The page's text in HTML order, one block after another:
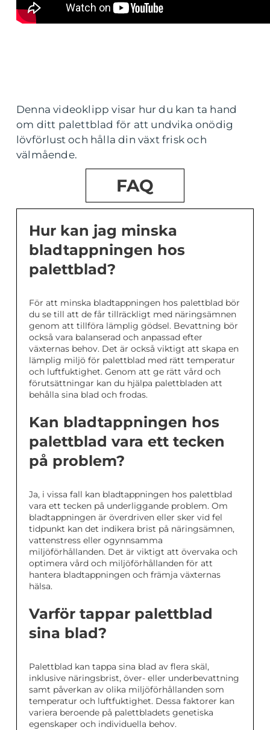
Denna videoklipp visar hur du kan ta hand
om ditt palettblad för att undvika onödig
lövförlust och hålla din växt frisk och
välmående.
FAQ
Hur kan jag minska
bladtappningen hos
palettblad?
För att minska bladtappningen hos palettblad bör
du se till att de får tillräckligt med näringsämnen
genom att tillföra lämplig gödsel. Bevattning bör
också vara balanserad och anpassad efter
växternas behov. Det är också viktigt att skapa en
lämplig miljö för palettblad med rätt temperatur
och luftfuktighet. Genom att ge rätt vård och
förutsättningar kan du hjälpa palettbladen att
behålla sina blad och frodas.
Kan bladtappningen hos
palettblad vara ett tecken
på problem?
Ja, i vissa fall kan bladtappningen hos palettblad
vara ett tecken på underliggande problem. Om
bladtappningen är överdriven eller sker vid fel
tidpunkt kan det indikera brist på näringsämnen,
vattenstress eller ogynnsamma
miljöförhållanden. Det är viktigt att övervaka och
optimera vård och miljöförhållanden för att
hantera bladtappningen och främja växternas
hälsa.
Varför tappar palettblad
sina blad?
Palettblad kan tappa sina blad av flera skäl,
inklusive näringsbrist, över- eller underbevattning
samt påverkan av olika miljöförhållanden som
temperatur och luftfuktighet. Dessa faktorer kan
variera beroende på palettbladets genetiska
egenskaper och individuella behov.